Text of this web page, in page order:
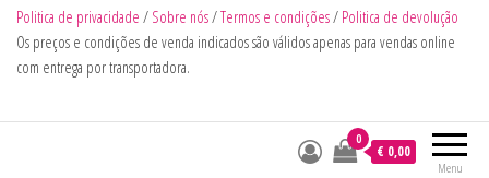
Politica de privacidade / Sobre nós/Termos e condições/ Politica de devolução
Os preços e condições de venda indicados são válidos apenas para vendas online
com entrega por transportadora.
Menu
0
€ 0,00